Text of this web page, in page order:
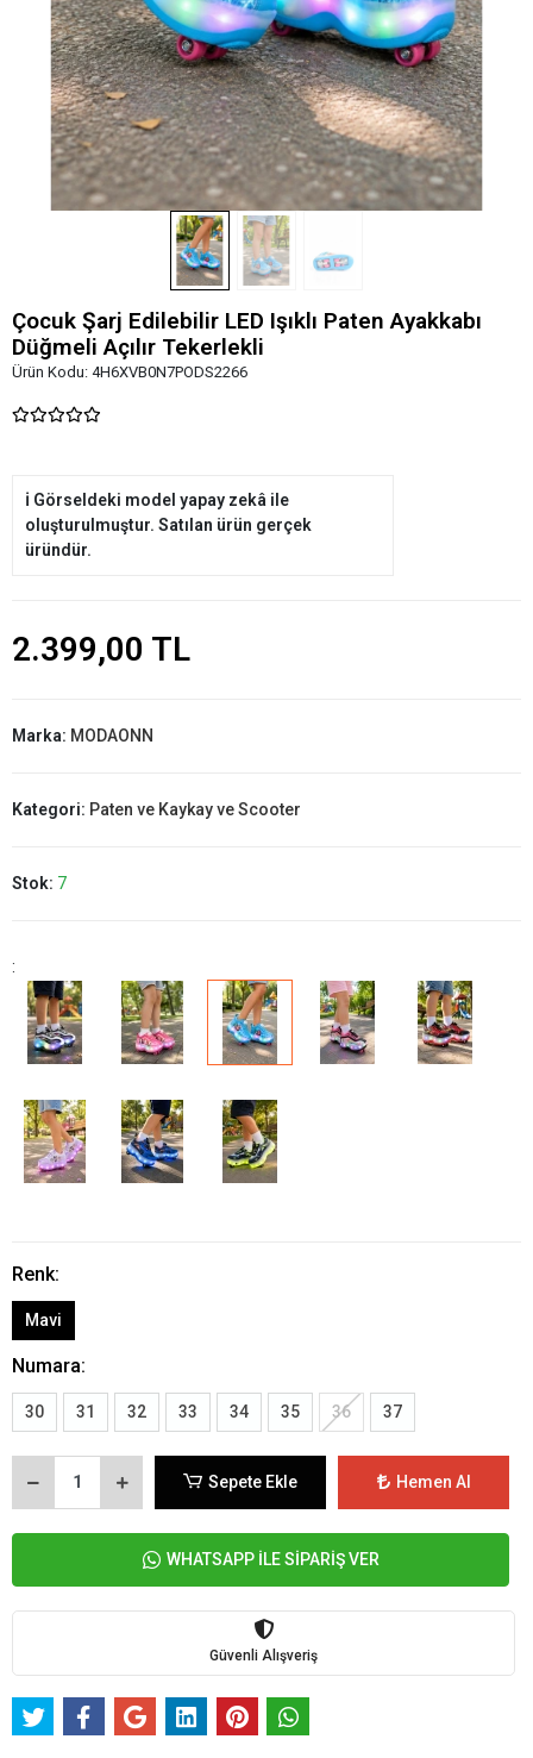
Çocuk Şarj Edilebilir LED Işıklı Paten Ayakkabı
Düğmeli Açılır Tekerlekli
Ürün Kodu: 4H6XVB0N7PODS2266
ℹ️ Görseldeki model yapay zekâ ile
oluşturulmuştur. Satılan ürün gerçek
üründür.
2.399,00 TL
Marka: MODAONN
Kategori: Paten ve Kaykay ve Scooter
Stok: 7
:
Renk:
Mavi
Numara:
30 31 32 33 34 35 36 37
Sepete Ekle Hemen Al
WHATSAPP İLE SİPARİŞ VER
Güvenli Alışveriş